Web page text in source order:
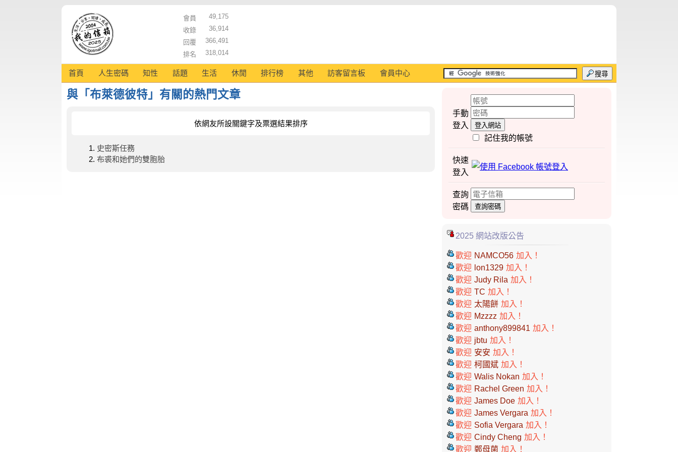
會員
49,175
收錄
36,914
回覆
366,491
排名
318,014
首頁 人生密碼 知性 話題 生活 休閒 排行榜 其他 訪客留言板 會員中心 搜尋
與「布萊德彼特」有關的熱門文章
依網友所設關鍵字及票選結果排序
史密斯任務
布裘和她們的雙胞胎
手動
登入
登入網站
記住我的帳號
快速
登入
查詢
密碼
查詢密碼
2025 網站改版公告
歡迎 NAMCO56 加入！
歡迎 lon1329 加入！
歡迎 Judy Rila 加入！
歡迎 TC 加入！
歡迎 太陽餅 加入！
歡迎 Mzzzz 加入！
歡迎 anthony899841 加入！
歡迎 jbtu 加入！
歡迎 安安 加入！
歡迎 柯國斌 加入！
歡迎 Walis Nokan 加入！
歡迎 Rachel Green 加入！
歡迎 James Doe 加入！
歡迎 James Vergara 加入！
歡迎 Sofia Vergara 加入！
歡迎 Cindy Cheng 加入！
歡迎 鄭母菌 加入！